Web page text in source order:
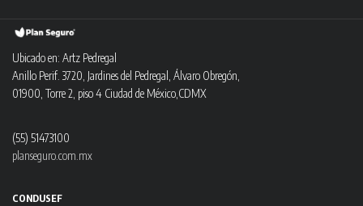
Ubicado en: Artz Pedregal
Anillo Perif. 3720, Jardines del Pedregal, Álvaro Obregón,
01900, Torre 2, piso 4 Ciudad de México,CDMX
(55) 51473100
planseguro.com.mx
CONDUSEF